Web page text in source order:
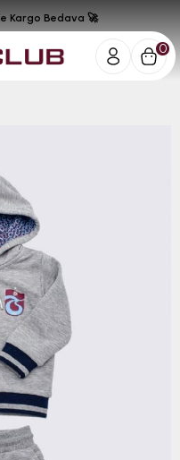
0
Kargo Bedava 🚀